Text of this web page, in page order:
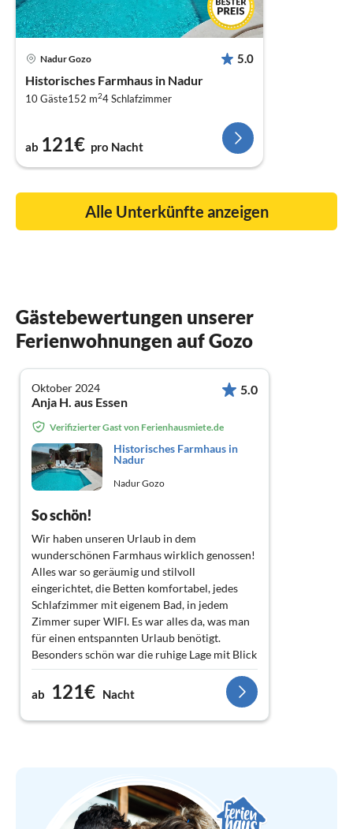
Nadur Gozo 5.0
Historisches Farmhaus in Nadur
10 Gäste152 m24Schlafzimmer
ab 121€ pro Nacht
Alle Unterkünfte anzeigen
Gästebewertungen unserer
Ferienwohnungen auf Gozo
Oktober 2024
Anja H. aus Essen
5.0
Verifizierter Gast von Ferienhausmiete.de
Historisches Farmhaus in
Nadur
Nadur Gozo
So schön!
Wir haben unseren Urlaub in dem
wunderschönen Farmhaus wirklich genossen!
Alles war so geräumig und stilvoll
eingerichtet, die Betten komfortabel, jedes
Schlafzimmer mit eigenem Bad, in jedem
Zimmer super WIFI. Es war alles da, was man
für einen entspannten Urlaub benötigt.
Besonders schön war die ruhige Lage mit Blick
aufs San-Blas-Valley bis hin zum Meer; der
Pool; das Sternebeobachten von der
Schnorcheln an den zahlreichen
ruckzuck an jedem beliebigen Strand, und
wandern kann man direkt vom Haus aus.
Direkt an der Straße gibt es kostenlose
ab 121€ Nacht